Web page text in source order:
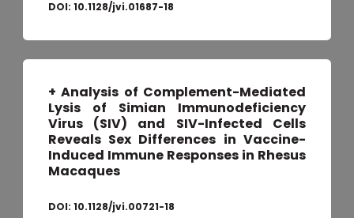
DOI:10.1128/jvi.01687-18
+Analysis of Complement-Mediated
Lysis of Simian Immunodeficiency
Virus (SIV) and SIV-Infected Cells
Reveals Sex Differences in Vaccine-
Induced Immune Responses in Rhesus
Macaques
DOI:10.1128/jvi.00721-18